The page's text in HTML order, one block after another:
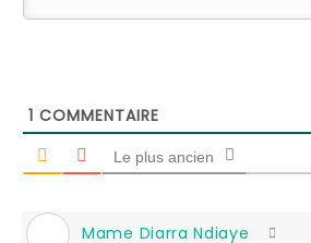
1 COMMENTAIRE
Le plus ancien
Mame Diarra Ndiaye